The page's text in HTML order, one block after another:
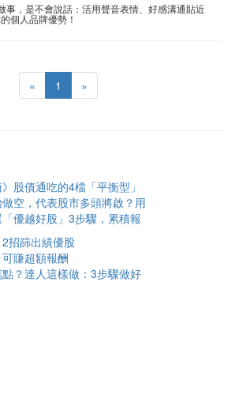
事，是不會說話：活用聲音表情、好感溝通貼近
個人品牌優勢！
« 1 »
股債通吃的4檔「平衡型」
空，代表股市多頭將啟？用
優越好股」3步驟，累積報
招篩出績優股
賺超額報酬
？達人這樣做：3步驟做好